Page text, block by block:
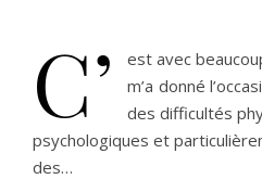
C’
est avec
m’a donné
des difficultés
psychologiques et
des…